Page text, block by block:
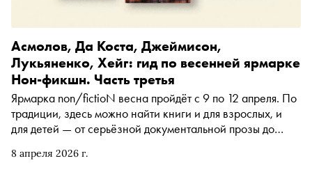
8 апреля 2026 г.
Асмолов, Да Коста, Джеймисон,
Лукьяненко, Хейг: гид по весенней ярмарке
Нон-фикшн. Часть третья
Ярмарка non/fictioN весна пройдёт с 9 по 12 апреля. По
традиции, здесь можно найти книги и для взрослых, и
для детей — от серьёзной документальной прозы до
которой о главных книгах ярмарки рассказывают